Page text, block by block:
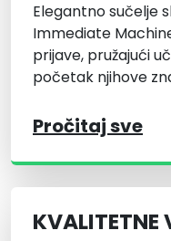
Elegantno sučelje
Immediate
prijave, pružajući
početak njihove
Pročitaj sve
KVALITETNE